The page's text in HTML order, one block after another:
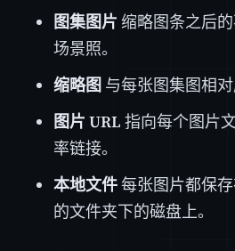
图集图片 缩略图条之后
场景照。
缩略图 与每张图集图相对
图片 URL 指向每个图片
率链接。
本地文件每张图片都保
的文件夹下的磁盘上。